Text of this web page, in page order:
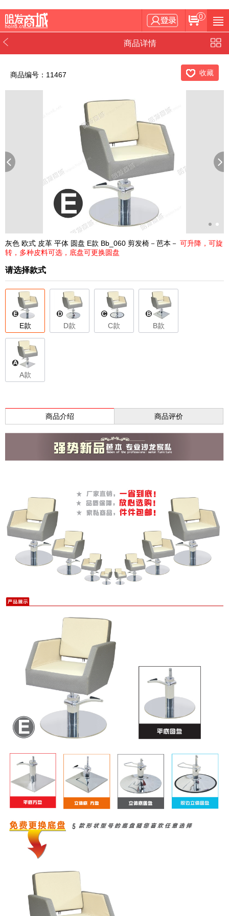
0
商品详情
商品编号：11467 收藏
灰色 欧式 皮革 平体 圆盘 E款 Bb_060 剪发椅－芭本－ 可升降，可旋
转，多种皮料可选，底盘可更换圆盘
请选择款式
E款 D款 C款 B款
A款
商品介绍 商品评价